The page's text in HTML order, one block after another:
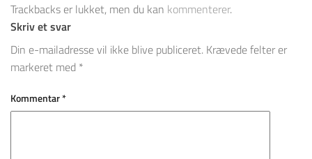
Trackbacks er lukket, men du kan kommenterer.
Skriv et svar
Din e-mailadresse vil ikke blive publiceret. Krævede felter er
markeret med *
Kommentar*